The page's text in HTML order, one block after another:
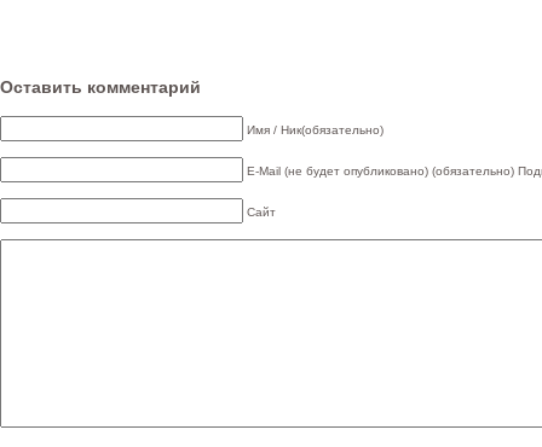
Оставить комментарий
Имя / Ник(обязательно)
E-Mail (не будет опубликовано) (обязательно)
Сайт